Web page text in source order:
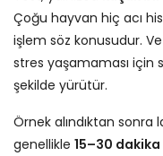
Çoğu hayvan hiç acı
işlem söz konusudur.
stres yaşamaması için
şekilde yürütür.
Örnek alındıktan sonra
genellikle 15–30